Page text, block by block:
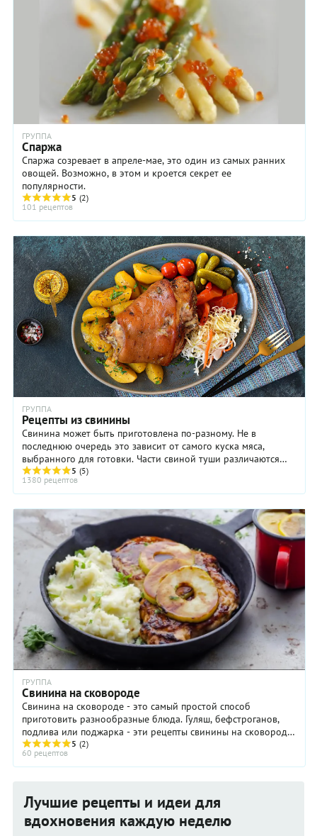
ГРУППА
Спаржа
Спаржа созревает в апреле-мае, это один из самых ранних
овощей. Возможно, в этом и кроется секрет ее
популярности.
5 (2)
101 рецептов
ГРУППА
Рецепты из свинины
Свинина может быть приготовлена по-разному. Не в
последнюю очередь это зависит от самого куска мяса,
выбранного для готовки. Части свиной туши различаются
структурой: мягкостью или жесткостью, ...
5 (5)
1380 рецептов
ГРУППА
Свинина на сковороде
Свинина на сковороде - это самый простой способ
приготовить разнообразные блюда. Гуляш, бефстроганов,
подлива или поджарка - эти рецепты свинины на сковороде
немного похожи между собой по способу ...
5 (2)
60 рецептов
Лучшие рецепты и идеи для
вдохновения каждую неделю